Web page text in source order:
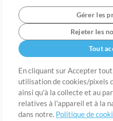
Gérer les
Rejeter les
Tout
En cliquant sur Accepter
utilisation de cookies/pixels
ainsi qu'à la collecte et au
relatives à l'appareil et à la
dans notre. Politique de
A propos de Conditions
matière de
©2006-2026 par MultiTracks